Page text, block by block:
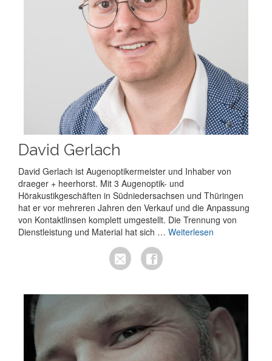
David Gerlach
David Gerlach ist Augenoptikermeister und Inhaber von
draeger + heerhorst. Mit 3 Augenoptik- und
Hörakustikgeschäften in Südniedersachsen und Thüringen
hat er vor mehreren Jahren den Verkauf und die Anpassung
von Kontaktlinsen komplett umgestellt. Die Trennung von
Dienstleistung und Material hat sich … Weiterlesen